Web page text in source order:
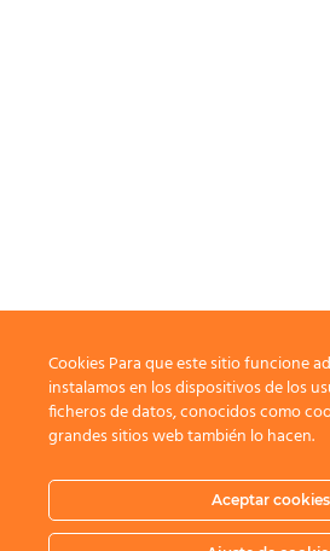
LOCAL
Granada
Cookies Para que este sitio funcione
instalamos en los dispositivos de los
ficheros de datos, conocidos como
grandes sitios web también lo hacen.
Aceptar cookies